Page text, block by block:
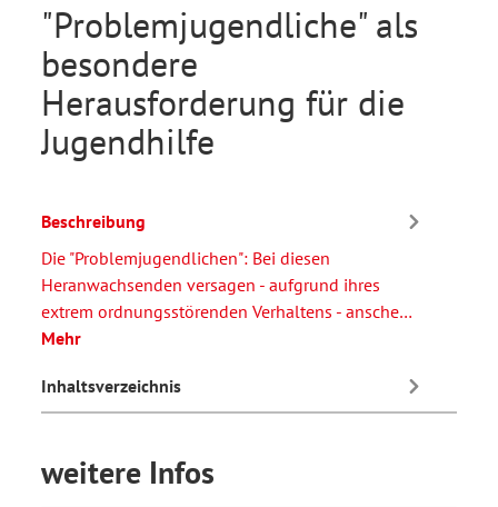
"Problemjugendliche" als
besondere
Herausforderung für die
Jugendhilfe
Beschreibung
Die "Problemjugendlichen": Bei diesen
Heranwachsenden versagen - aufgrund ihres
extrem ordnungsstörenden Verhaltens - ansche…
Mehr
Inhaltsverzeichnis
weitere Infos